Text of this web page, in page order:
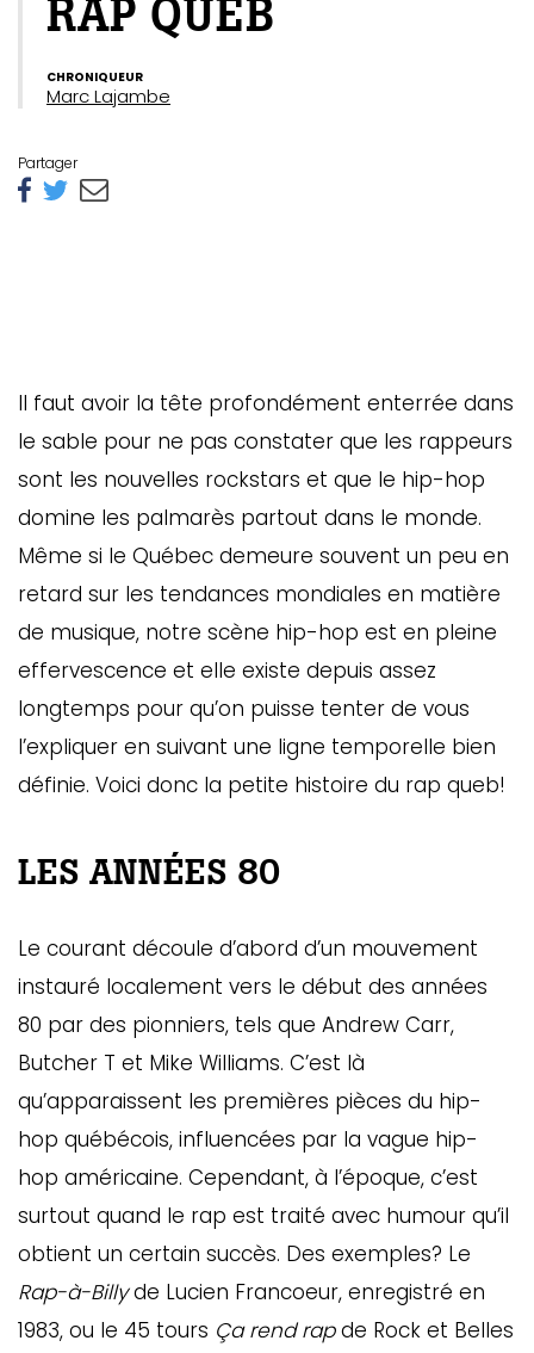
RAP QUEB
CHRONIQUEUR
Marc Lajambe
Partager
Il faut avoir la tête profondément enterrée dans
le sable pour ne pas constater que les rappeurs
sont les nouvelles rockstars et que le hip-hop
domine les palmarès partout dans le monde.
Même si le Québec demeure souvent un peu en
retard sur les tendances mondiales en matière
de musique, notre scène hip-hop est en pleine
effervescence et elle existe depuis assez
longtemps pour qu’on puisse tenter de vous
l’expliquer en suivant une ligne temporelle bien
définie. Voici donc la petite histoire du rap queb!
LES ANNÉES 80
Le courant découle d’abord d’un mouvement
instauré localement vers le début des années
80 par des pionniers, tels que Andrew Carr,
Butcher T et Mike Williams. C’est là
qu’apparaissent les premières pièces du hip-
hop québécois, influencées par la vague hip-
hop américaine. Cependant, à l’époque, c’est
surtout quand le rap est traité avec humour qu’il
obtient un certain succès. Des exemples? Le
Rap-à-Billyde Lucien Francoeur, enregistré en
1983, ou le 45 tours Ça rend rapde Rock et Belles